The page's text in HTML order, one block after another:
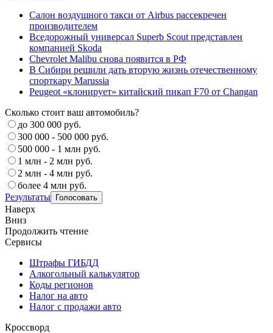
Салон воздушного такси от Airbus рассекречен
производителем
Вседорожный универсал Superb Scout представлен
компанией Skoda
Chevrolet Malibu снова появится в РФ
В Сибири решили дать вторую жизнь отечественному
спорткару Marussia
Peugeot «клонирует» китайский пикап F70 от Changan
Сколько стоит ваш автомобиль?
до 300 000 руб.
300 000 - 500 000 руб.
500 000 - 1 млн руб.
1 млн - 2 млн руб.
2 млн - 4 млн руб.
более 4 млн руб.
Результаты
Наверх
Вниз
Продолжить чтение
Сервисы
Штрафы ГИБДД
Алкогольный калькулятор
Коды регионов
Налог на авто
Налог с продажи авто
Кроссворд